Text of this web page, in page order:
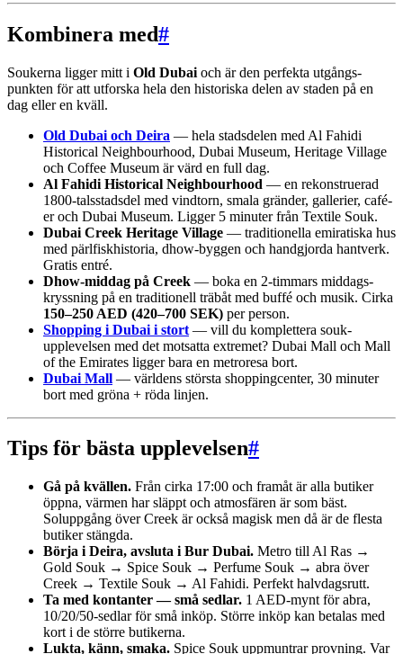
Kombinera med#
Soukerna ligger mitt i Old Dubai och är den perfekta utgångs­
punkten för att utforska hela den historiska delen av staden på en
dag eller en kväll.
Old Dubai och Deira — hela stadsdelen med Al Fahidi
Historical Neighbourhood, Dubai Museum, Heritage Village
och Coffee Museum är värd en full dag.
Al Fahidi Historical Neighbourhood — en rekonstruerad
1800-talsstadsdel med vind­torn, smala gränder, gallerier, café­
er och Dubai Museum. Ligger 5 minuter från Textile Souk.
Dubai Creek Heritage Village — traditionella emiratiska hus
med pärl­fisk­historia, dhow-byggen och handgjorda hantverk.
Gratis entré.
Dhow-middag på Creek — boka en 2-timmars middags­
kryssning på en traditionell trä­båt med buffé och musik. Cirka
150–250 AED (420–700 SEK) per person.
Shopping i Dubai i stort — vill du komplettera souk-
upplevelsen med det motsatta extremet? Dubai Mall och Mall
of the Emirates ligger bara en metro­resa bort.
Dubai Mall — världens största shoppingcenter, 30 minuter
bort med gröna + röda linjen.
Tips för bästa upplevelsen#
Gå på kvällen. Från cirka 17:00 och framåt är alla butiker
öppna, värmen har släppt och atmosfären är som bäst.
Soluppgång över Creek är också magisk men då är de flesta
butiker stängda.
Börja i Deira, avsluta i Bur Dubai. Metro till Al Ras →
Gold Souk → Spice Souk → Perfume Souk → abra över
Creek → Textile Souk → Al Fahidi. Perfekt halvdags­rutt.
Ta med kontanter — små sedlar. 1 AED-mynt för abra,
10/20/50-sedlar för små inköp. Större inköp kan betalas med
kort i de större butikerna.
Lukta, känn, smaka. Spice Souk uppmuntrar provning. Var